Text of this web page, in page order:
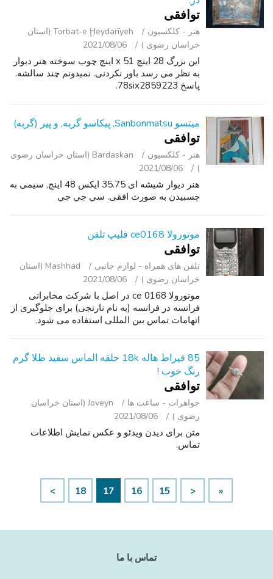
توافقی
هنر - کلکسیون
Torbat-e Ḩeydarīyeh (استان
خراسان رضوی )
2021/08/06
این بزرگ 28 اینچ x 51 اینچ چوب سوخته هنر دیوار
به نظر می رسد باور نکردنی. نميدونم چند سالشه.
پاسخ 78six2859223.
میتسو Sanbonmatsu, پیکاسو گربه, و پیر (گربه)
توافقی
هنر - کلکسیون
Bardaskan (استان خراسان رضوی
)
2021/08/06
هنر دیوار شیشه ای 35.75 ایکس 48 اینچ, سیمی به
چسبیدن به صورت افقی. سي جي جي
موتورولا ce0168 فلیپ تلفن
توافقی
تلفن ‌های همراه - لوازم جانبی
Mashhad (استان
خراسان رضوی )
2021/08/06
موتورولا ce 0168 در اصل با شرکت مخابراتی
فرانسه در فرانسه (به نام نارنجی) برای جلوگیری از
اتهامات تماس بین المللی استفاده می شود.
85 قیراط هاله 18k حلقه الماس سفید طلا گرم
رنگ خوب !
توافقی
جواهرات - ساعت ‌ها
Joveyn (استان خراسان
رضوی )
2021/08/06
متن برای دیدن ویدئو و عکس نمایش اطلاعات
تماس.
«
<
15
16
17
18
>
تماس با ما